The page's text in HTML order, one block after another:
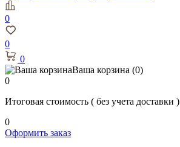
0
0
0
Ваша корзина (0)
0
Итоговая стоимость ( без учета доставки )
0
Оформить заказ